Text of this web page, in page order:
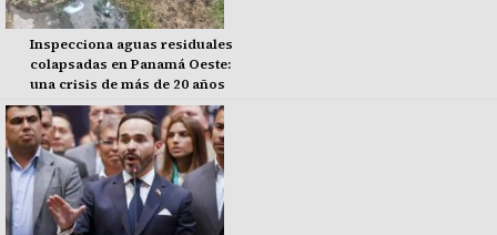
Inspecciona aguas residuales
colapsadas en Panamá Oeste:
una crisis de más de 20 años